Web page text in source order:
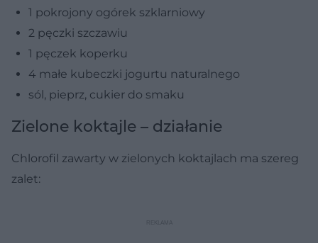
1 pokrojony ogórek szklarniowy
2 pęczki szczawiu
1 pęczek koperku
4 małe kubeczki jogurtu naturalnego
sól, pieprz, cukier do smaku
Zielone koktajle – działanie
Chlorofil zawarty w zielonych koktajlach ma szereg
zalet: